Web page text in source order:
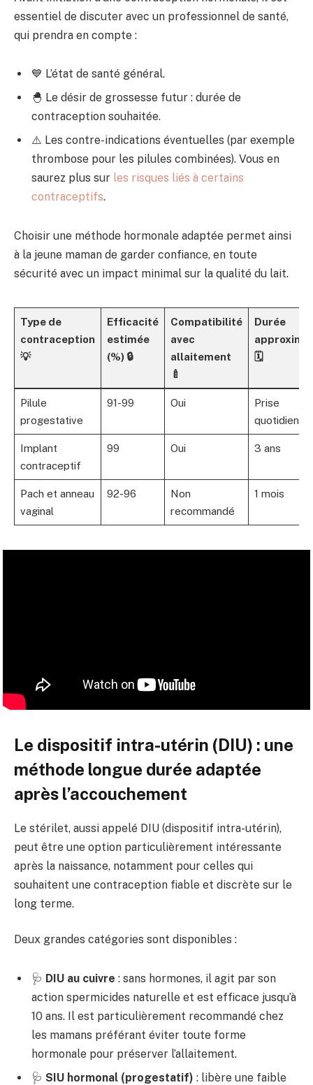
essentiel de discuter avec un professionnel de santé,
qui prendra en compte :
💙 L’état de santé général.
🐣 Le désir de grossesse futur : durée de
contraception souhaitée.
⚠️ Les contre-indications éventuelles (par exemple
thrombose pour les pilules combinées). Vous en
saurez plus sur les risques liés à certains
contraceptifs.
Choisir une méthode hormonale adaptée permet ainsi
à la jeune maman de garder confiance, en toute
sécurité avec un impact minimal sur la qualité du lait.
Type de
contraception
💡
Efficacité
estimée
(%) 🔒
Compatibilité
avec
allaitement
🍼
Durée
🗓️
Pilule
progestative
91-99 Oui
Prise
quotidienne
Implant
contraceptif
99 Oui 3 ans
Pach et anneau
vaginal
92-96
Non
recommandé
1 mois
Le dispositif intra-utérin (DIU) : une
méthode longue durée adaptée
après l’accouchement
Le stérilet, aussi appelé DIU (dispositif intra-utérin),
peut être une option particulièrement intéressante
après la naissance, notamment pour celles qui
souhaitent une contraception fiable et discrète sur le
long terme.
Deux grandes catégories sont disponibles :
🩺 DIU au cuivre : sans hormones, il agit par son
action spermicides naturelle et est efficace jusqu’à
10 ans. Il est particulièrement recommandé chez
les mamans préférant éviter toute forme
hormonale pour préserver l’allaitement.
🩺 SIU hormonal (progestatif) : libère une faible